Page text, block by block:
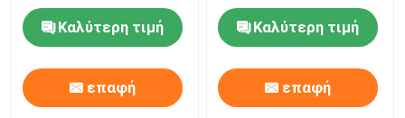
ελεύθερο δείγμα
Καλύτερη τιμή
επαφή
πλαστικού
πολυουρεθάνου με
υψηλή τριβή
Καλύτερη τιμή
επαφή